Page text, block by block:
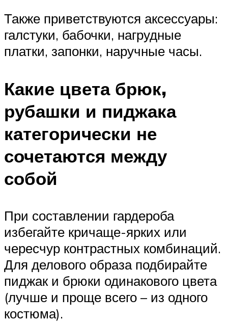
Также приветствуются аксессуары:
галстуки, бабочки, нагрудные
платки, запонки, наручные часы.
Какие цвета брюк,
рубашки и пиджака
категорически не
сочетаются между
собой
При составлении гардероба
избегайте кричаще-ярких или
чересчур контрастных комбинаций.
Для делового образа подбирайте
пиджак и брюки одинакового цвета
(лучше и проще всего – из одного
костюма).